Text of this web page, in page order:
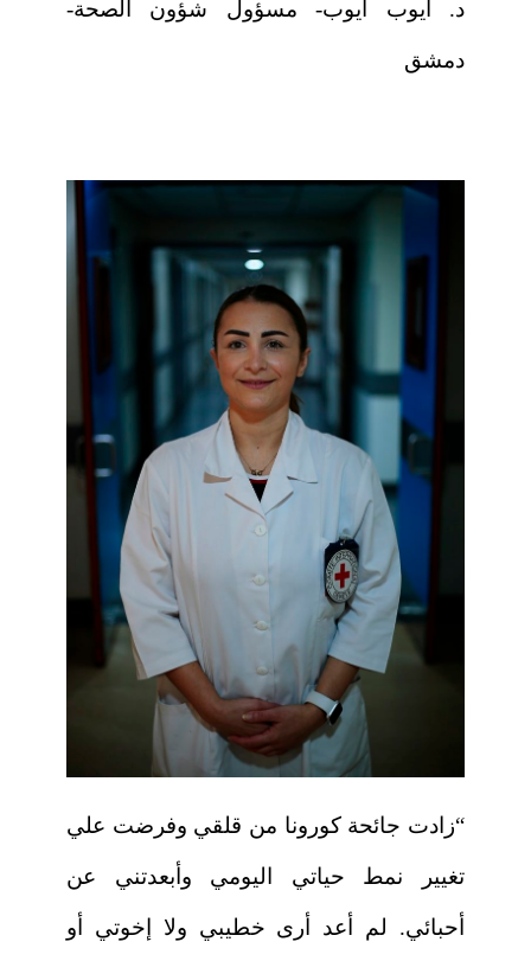
د. أيوب أيوب- مسؤول شؤون الصحة-
دمشق
“زادت جائحة كورونا من قلقي وفرضت علي
تغيير نمط حياتي اليومي وأبعدتني عن
أحبائي. لم أعد أرى خطيبي ولا إخوتي أو